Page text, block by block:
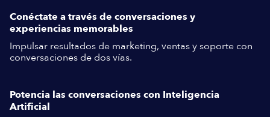
Conéctate a través de conversaciones y
experiencias memorables
Impulsar resultados de marketing, ventas y soporte con
conversaciones de dos vías.
Potencia las conversaciones con Inteligencia
Artificial